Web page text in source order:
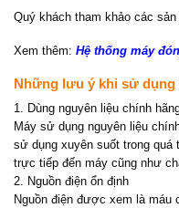
Quý khách tham khảo các sản
Xem thêm: Hệ thống máy
Những lưu ý khi sử dụng
1. Dùng nguyên liệu chính
Máy sử dụng nguyên liệu
sử dụng xuyên suốt trong quá
trực tiếp đến máy cũng như
2. Nguồn điện ổn định
Nguồn điện được xem là máu